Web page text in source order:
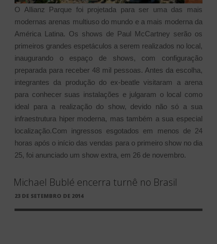
O Allianz Parque foi projetada para ser uma das mais
modernas arenas multiuso do mundo e a mais moderna da
América Latina. Os shows de Paul McCartney serão os
primeiros grandes espetáculos a serem realizados no local,
inaugurando o espaço de shows, com configuração
preparada para receber 48 mil pessoas. Antes da escolha,
integrantes da produção do ex-beatle visitaram a arena
para conhecer suas instalações e julgaram o local como
ideal para a realização do show, devido não só a sua
infraestrutura hiper moderna, mas também a sua especial
localização.Com ingressos esgotados em menos de 24
horas após o início das vendas para o primeiro show no dia
25, foi anunciado um show extra, em 26 de novembro.
Michael Bublé encerra turnê no Brasil
PUBLICADO
23 DE SETEMBRO DE 2014